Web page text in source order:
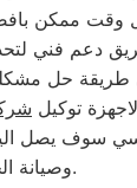
وقت ممكن
دعم فني
حل
توكيل
سوف يصل
وصيانة الجهاز.